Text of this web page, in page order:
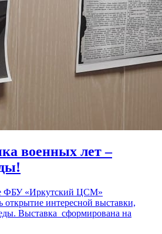
военных лет –
ФБУ «Иркутский ЦСМ»
открытие интересной выставки,
Выставка сформирована на